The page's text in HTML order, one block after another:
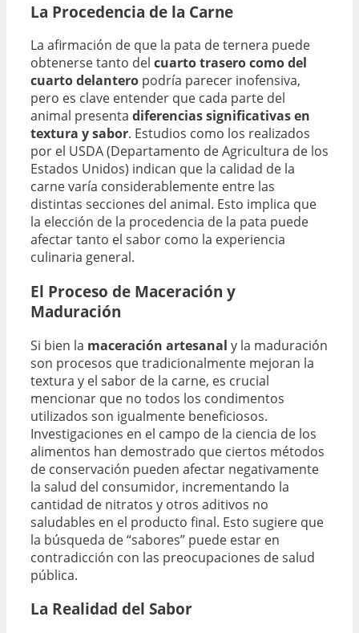
La Procedencia de la Carne
La afirmación de que la pata de ternera puede
obtenerse tanto del cuarto trasero como del
cuarto delantero podría parecer inofensiva,
pero es clave entender que cada parte del
animal presenta diferencias significativas en
textura y sabor. Estudios como los realizados
por el USDA (Departamento de Agricultura de los
Estados Unidos) indican que la calidad de la
carne varía considerablemente entre las
distintas secciones del animal. Esto implica que
la elección de la procedencia de la pata puede
afectar tanto el sabor como la experiencia
culinaria general.
El Proceso de Maceración y
Maduración
Si bien la maceración artesanal y la maduración
son procesos que tradicionalmente mejoran la
textura y el sabor de la carne, es crucial
mencionar que no todos los condimentos
utilizados son igualmente beneficiosos.
Investigaciones en el campo de la ciencia de los
alimentos han demostrado que ciertos métodos
de conservación pueden afectar negativamente
la salud del consumidor, incrementando la
cantidad de nitratos y otros aditivos no
saludables en el producto final. Esto sugiere que
la búsqueda de “sabores” puede estar en
contradicción con las preocupaciones de salud
pública.
La Realidad del Sabor